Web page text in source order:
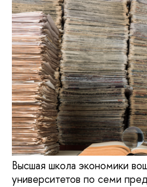
Высшая школа экономики
университетов по семи